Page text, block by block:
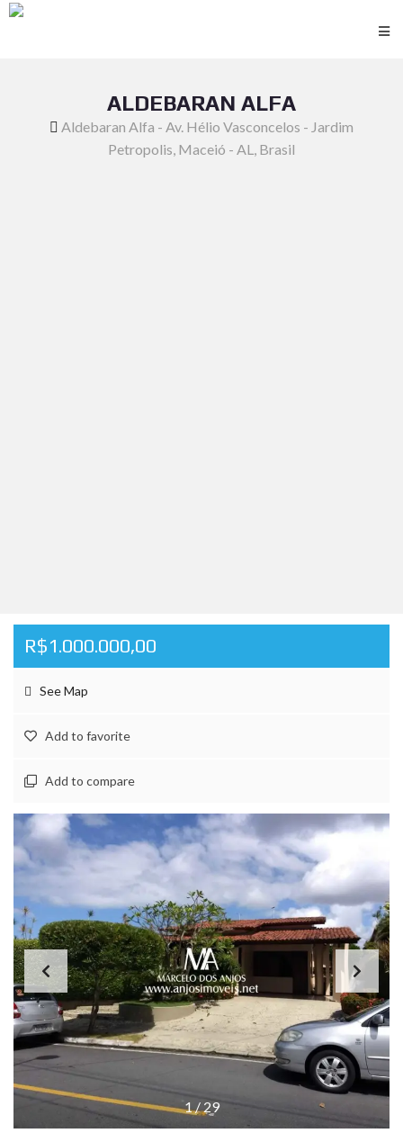
ALDEBARAN ALFA
Aldebaran Alfa - Av. Hélio Vasconcelos - Jardim
Petropolis, Maceió - AL, Brasil
R$1.000.000,00
See Map
Add to favorite
Add to compare
1/29